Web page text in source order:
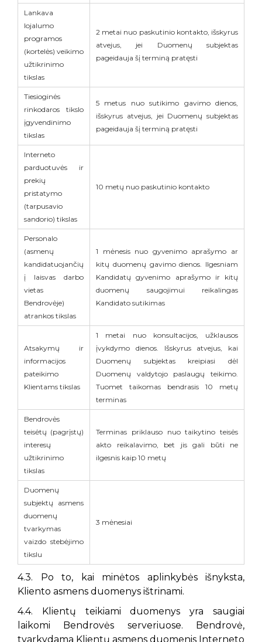
Lankava
lojalumo
programos
(kortelės) veikimo
užtikrinimo
tikslas
2 metai nuo paskutinio kontakto, išskyrus
atvejus, jei Duomenų subjektas
pageidauja šį terminą pratęsti
Tiesioginės
rinkodaros tikslo
įgyvendinimo
tikslas
5 metus nuo sutikimo gavimo dienos,
išskyrus atvejus, jei Duomenų subjektas
pageidauja šį terminą pratęsti
Interneto
parduotuvės ir
prekių
pristatymo
(tarpusavio
sandorio) tikslas
10 metų nuo paskutinio kontakto
Personalo
(asmenų
kandidatuojančių
į laisvas darbo
vietas
Bendrovėje)
atrankos tikslas
1 mėnesis nuo gyvenimo aprašymo ar
kitų duomenų gavimo dienos. Ilgesniam
Kandidatų gyvenimo aprašymo ir kitų
duomenų saugojimui reikalingas
Kandidato sutikimas
Atsakymų ir
informacijos
pateikimo
Klientams tikslas
1 metai nuo konsultacijos, užklausos
įvykdymo dienos. Išskyrus atvejus, kai
Duomenų subjektas kreipiasi dėl
Duomenų valdytojo paslaugų teikimo.
Tuomet taikomas bendrasis 10 metų
terminas
Bendrovės
teisėtų (pagrįstų)
interesų
užtikrinimo
tikslas
Terminas priklauso nuo taikytino teisės
akto reikalavimo, bet jis gali būti ne
ilgesnis kaip 10 metų
Duomenų
subjektų asmens
duomenų
tvarkymas
vaizdo stebėjimo
tikslu
3 mėnesiai
4.3. Po to, kai minėtos aplinkybės išnyksta,
Kliento asmens duomenys ištrinami.
4.4. Klientų teikiami duomenys yra saugiai
laikomi Bendrovės serveriuose. Bendrovė,
tvarkydama Klientų asmens duomenis Interneto